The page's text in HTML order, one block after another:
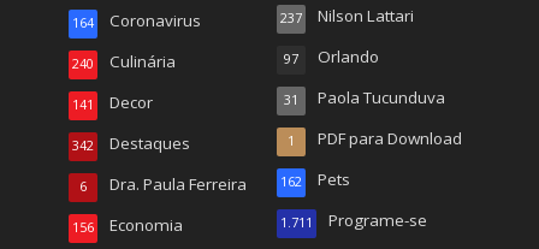
Coronavirus
164
Culinária
240
Decor
141
Destaques
342
Dra. Paula Ferreira
6
Economia
156
Nilson Lattari
237
Orlando
97
Paola Tucunduva
31
PDF para Download
1
Pets
162
Programe-se
1.711